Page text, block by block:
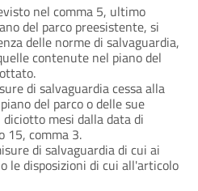
nel comma 5, ultimo
del parco preesistente, si
delle norme di salvaguardia,
contenute nel piano del
di salvaguardia cessa alla
del parco o delle sue
mesi dalla data di
15, comma 3.
di salvaguardia di cui ai
le disposizioni di cui all'articolo